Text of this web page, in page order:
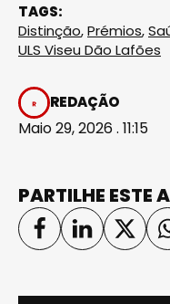
TAGS:
Distinção,Prémios,
ULS Viseu Dão Lafões
REDAÇÃO
Maio 29, 2026 . 11:15
PARTILHE ESTE